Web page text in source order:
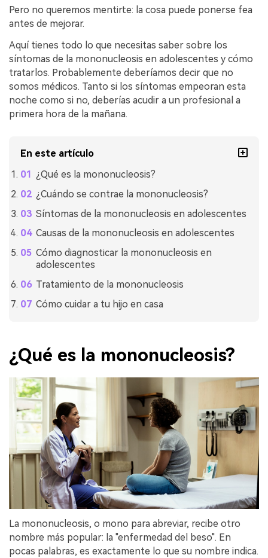
Pero no queremos mentirte: la cosa puede ponerse fea
antes de mejorar.
Aquí tienes todo lo que necesitas saber sobre los
síntomas de la mononucleosis en adolescentes y cómo
tratarlos. Probablemente deberíamos decir que no
somos médicos. Tanto si los síntomas empeoran esta
noche como si no, deberías acudir a un profesional a
primera hora de la mañana.
En este artículo
¿Qué es la mononucleosis?
¿Cuándo se contrae la mononucleosis?
Síntomas de la mononucleosis en adolescentes
Causas de la mononucleosis en adolescentes
Cómo diagnosticar la mononucleosis en
adolescentes
Tratamiento de la mononucleosis
Cómo cuidar a tu hijo en casa
¿Qué es la mononucleosis?
La mononucleosis, o mono para abreviar, recibe otro
nombre más popular: la "enfermedad del beso". En
pocas palabras, es exactamente lo que su nombre indica.